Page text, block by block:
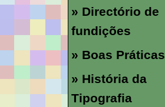
» Directório de
fundições
» Boas Práticas
» História da
Tipografia